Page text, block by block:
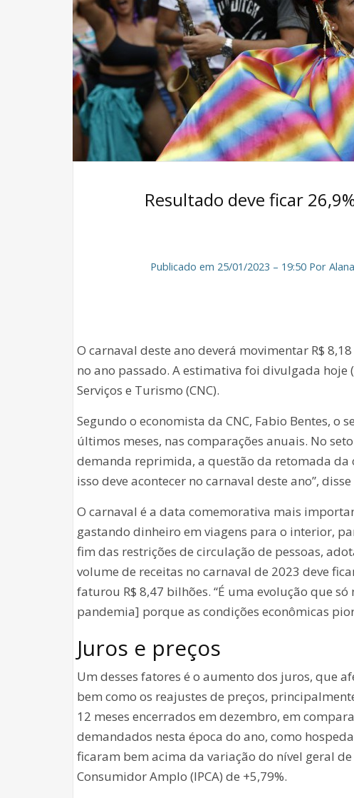
Resultado deve ficar
Publicado em 25/01/2023 – 19:50 Por
O carnaval deste ano deverá movimentar R$
no ano passado. A estimativa foi divulgada hoje
Serviços e Turismo (CNC).
Segundo o economista da CNC, Fabio Bentes,
últimos meses, nas comparações anuais. No
demanda reprimida, a questão da retomada da
isso deve acontecer no carnaval deste ano”,
O carnaval é a data comemorativa mais
gastando dinheiro em viagens para o interior,
fim das restrições de circulação de pessoas,
volume de receitas no carnaval de 2023 deve
faturou R$ 8,47 bilhões. “É uma evolução que
pandemia] porque as condições econômicas
Juros e preços
Um desses fatores é o aumento dos juros, que
bem como os reajustes de preços,
12 meses encerrados em dezembro, em
demandados nesta época do ano, como
ficaram bem acima da variação do nível geral
Consumidor Amplo (IPCA) de +5,79%.